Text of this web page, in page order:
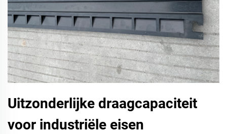
Uitzonderlijke draagcapaciteit
voor industriële eisen